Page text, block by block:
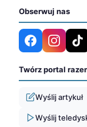
Obserwuj nas
Twórz portal
Wyślij artykuł
Wyślij